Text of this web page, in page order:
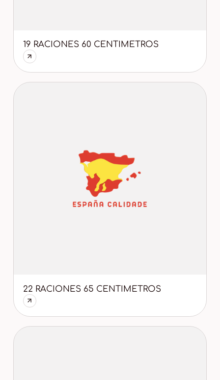
19 RACIONES 60 CENTIMETROS
22 RACIONES 65 CENTIMETROS